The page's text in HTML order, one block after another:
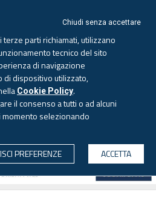
9 agosto 2026
Chiudi senza accettare
parti richiamati, utilizzano
tecnico del sito
di navigazione
di dispositivo utilizzato,
Cookie Policy.
il consenso a tutti o ad alcuni
momento selezionando
PREFERENZE
ACCETTA